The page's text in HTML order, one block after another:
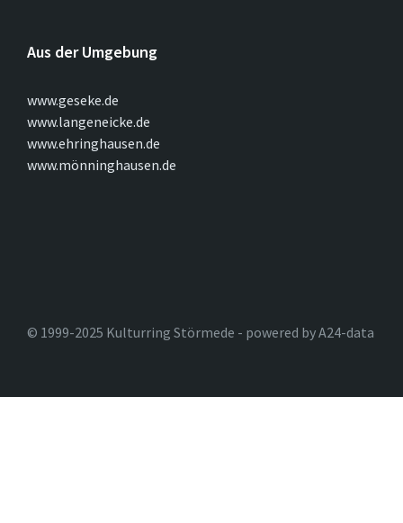
Aus der Umgebung
www.geseke.de
www.langeneicke.de
www.ehringhausen.de
www.mönninghausen.de
© 1999-2025 Kulturring Störmede - powered by A24-data